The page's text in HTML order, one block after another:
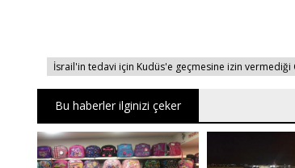
İsrail'in tedavi için Kudüs'e geçmesine izin vermediği
Bu haberler ilginizi çeker